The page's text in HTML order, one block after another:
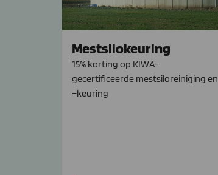
Mestsilokeuring
15% korting op KIWA-
gecertificeerde mestsiloreiniging en
–keuring